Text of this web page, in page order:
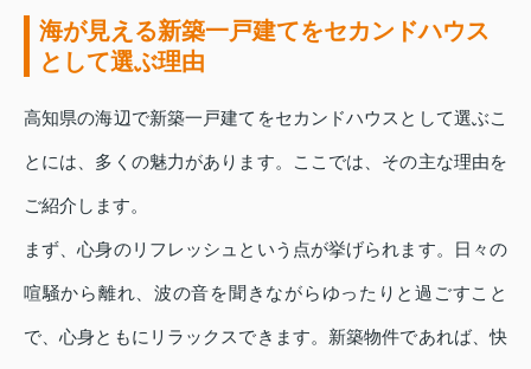
海が見える新築一戸建てをセカンドハウス
として選ぶ理由
高知県の海辺で新築一戸建てをセカンドハウスとして選ぶこ
とには、多くの魅力があります。ここでは、その主な理由を
ご紹介します。
まず、心身のリフレッシュという点が挙げられます。日々の
喧騒から離れ、波の音を聞きながらゆったりと過ごすこと
で、心身ともにリラックスできます。新築物件であれば、快